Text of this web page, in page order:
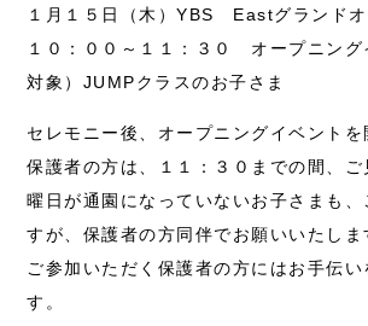
１月１５日（木）YBS Eastグランドオ
１０：００～１１：３０ オープニング
対象）JUMPクラスのお子さま
セレモニー後、オープニングイベントを
保護者の方は、１１：３０までの間、
曜日が通園になっていないお子さまも、
すが、保護者の方同伴でお願いいたしま
ご参加いただく保護者の方にはお手伝い
す。